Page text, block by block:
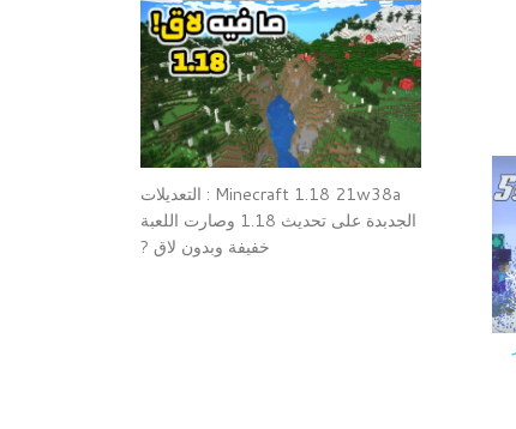
Minecraft 1.18 21w38a : التعديلات
الجدبدة على تحديث 1.18 وصارت اللعبة
خفيفة وبدون لاق ?